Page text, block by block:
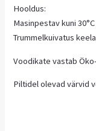
Hooldus:
Masinpestav kuni 30°C
Trummelkuivatus
Voodikate vastab
Piltidel olevad värvid